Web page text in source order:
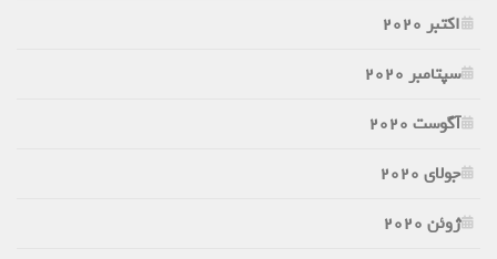
اکتبر 2020
سپتامبر 2020
آگوست 2020
جولای 2020
ژوئن 2020